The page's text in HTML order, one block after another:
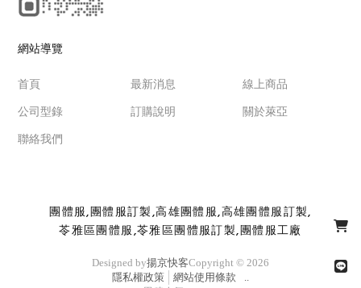
網站導覽
首頁 最新消息 線上商品
公司型錄 訂購說明 關於萊亞
聯絡我們
團體服 團體服訂製 高雄團體服 高雄團體服訂製
苓雅區團體服 苓雅區團體服訂製 團體服工廠
Designed by揚京快客Copyright © 2026
隱私權政策
網站使用條款
..